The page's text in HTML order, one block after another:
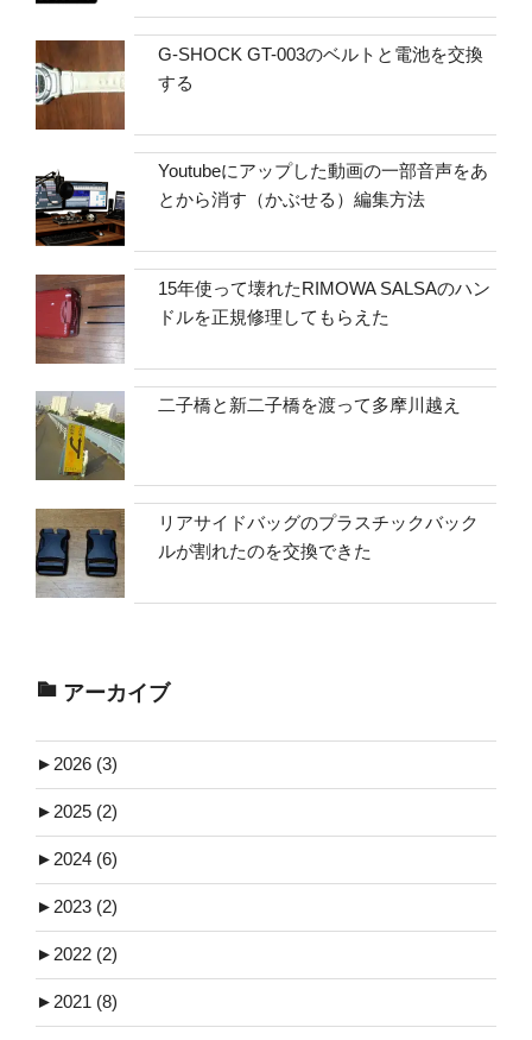
G-SHOCK GT-003のベルトと電池を交換
する
Youtubeにアップした動画の一部音声をあ
とから消す（かぶせる）編集方法
15年使って壊れたRIMOWA SALSAのハン
ドルを正規修理してもらえた
二子橋と新二子橋を渡って多摩川越え
リアサイドバッグのプラスチックバック
ルが割れたのを交換できた
アーカイブ
► 2026 (3)
► 2025 (2)
► 2024 (6)
► 2023 (2)
► 2022 (2)
► 2021 (8)